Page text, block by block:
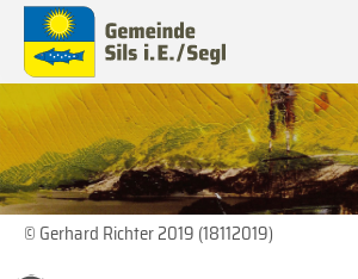
© Gerhard Richter 2019 (18112019)